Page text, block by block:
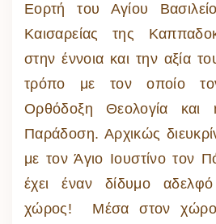
Εορτή του Αγίου
Καισαρείας της
στην έννοια και την αξία
τρόπο με τον οποίο
Ορθόδοξη Θεολογία και
Παράδοση. Αρχικώς
με τον Άγιο Ιουστίνο τον
έχει έναν δίδυμο
χώρος! Μέσα στον χώρο